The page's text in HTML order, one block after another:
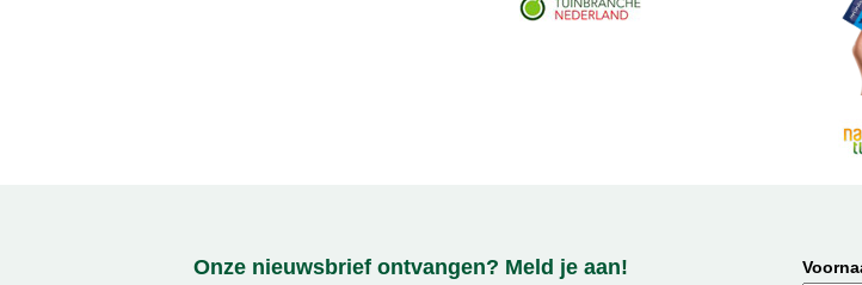
Onze nieuwsbrief ontvangen? Meld je aan!